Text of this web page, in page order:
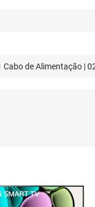
Cabo de Alimentação |